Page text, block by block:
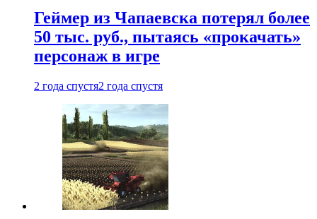
Геймер из Чапаевска потерял более
50 тыс. руб., пытаясь «прокачать»
персонаж в игре
2 года спустя2 года спустя